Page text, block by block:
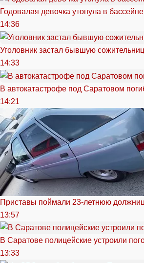
Годовалая девочка утонула в
14:36
Уголовник застал бывшую
14:33
В автокатастрофе под Саратовом
14:21
Приставы поймали 23-летнюю
13:57
В Саратове полицейские устроили
13:33